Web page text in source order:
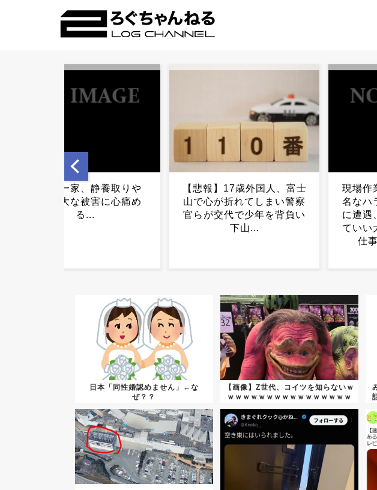
現場作業を手伝ってたら有
名なハラスメントおじさん
に遭遇、「せっかく勉強し
ていい大学出たのにこんな
首都圏
1.2億
で利息
【悲報】17歳外国人、富士
山で心が折れてしまい警察
官らが交代で少年を背負い
日本「同性婚認めません」←な
ぜ？？
【画像】Z世代、コイツを知らないｗ
ｗｗｗｗｗｗｗｗｗｗｗｗｗｗｗｗ